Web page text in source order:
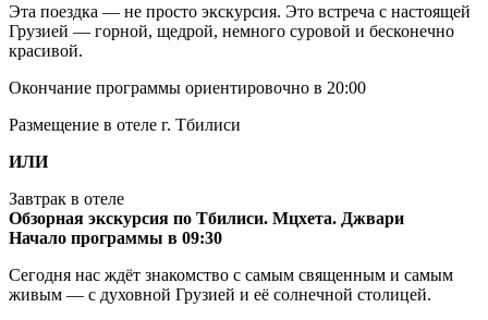
Эта поездка — не просто экскурсия. Это встреча с настоящей
Грузией — горной, щедрой, немного суровой и бесконечно
красивой.
Окончание программы ориентировочно в 20:00
Размещение в отеле г. Тбилиси
ИЛИ
Завтрак в отеле
Обзорная экскурсия по Тбилиси. Мцхета. Джвари
Начало программы в 09:30
Сегодня нас ждёт знакомство с самым священным и самым
живым — с духовной Грузией и её солнечной столицей.